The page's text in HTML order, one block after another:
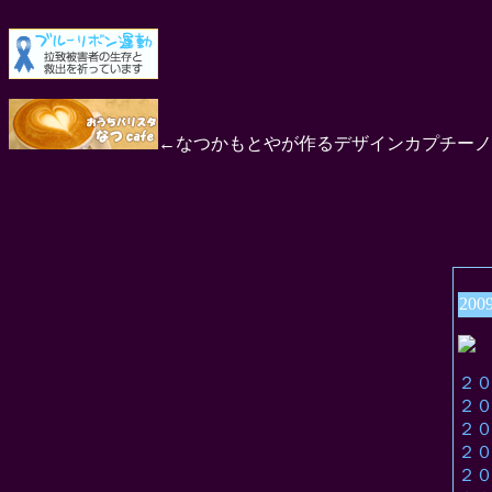
←なつかもとやが作るデザインカプチー
２
２
２
２
２